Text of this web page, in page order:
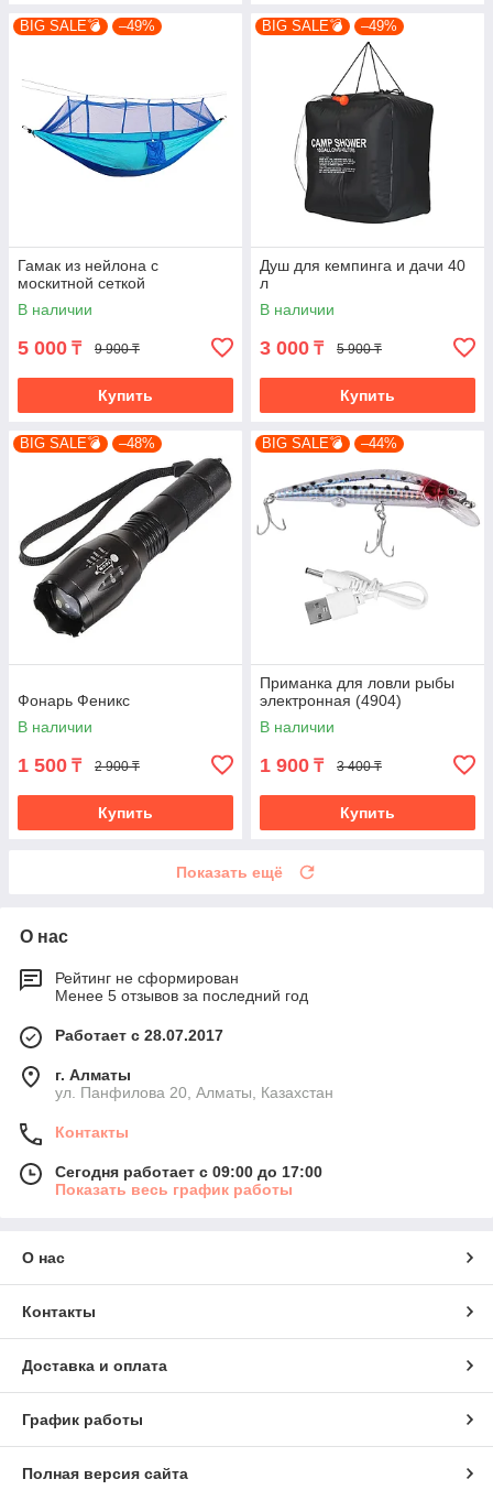
BIG SALE💣 –49%
Гамак из нейлона с
москитной сеткой
В наличии
5 000 ₸ 9 900 ₸
Купить
BIG SALE💣 –49%
Душ для кемпинга и дачи 40
л
В наличии
3 000 ₸ 5 900 ₸
Купить
BIG SALE💣 –48%
Фонарь Феникс
В наличии
1 500 ₸ 2 900 ₸
Купить
BIG SALE💣 –44%
Приманка для ловли рыбы
электронная (4904)
В наличии
1 900 ₸ 3 400 ₸
Купить
Показать ещё
О нас
Рейтинг не сформирован
Менее 5 отзывов за последний год
Работает с 28.07.2017
г. Алматы
ул. Панфилова 20, Алматы, Казахстан
Контакты
Сегодня работает с 09:00 до 17:00
Показать весь график работы
О нас
Контакты
Доставка и оплата
График работы
Полная версия сайта